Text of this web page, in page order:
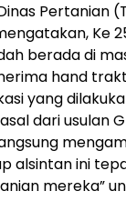
Pertanian
Ke
berada di
hand
yang
dari usulan
alsintan ini
mereka”